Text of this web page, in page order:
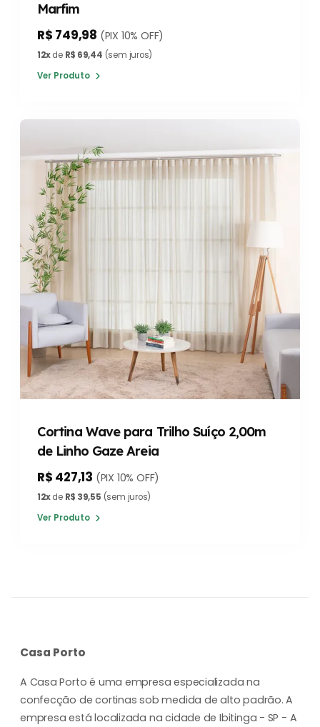
Marfim
R$ 749,98 (PIX 10% OFF)
12xde R$ 69,44 (sem juros)
Ver Produto
Cortina Wave para Trilho Suíço 2,00m
de Linho Gaze Areia
R$ 427,13 (PIX 10% OFF)
12xde R$ 39,55 (sem juros)
Ver Produto
Casa Porto
A Casa Porto é uma empresa especializada na
confecção de cortinas sob medida de alto padrão. A
empresa está localizada na cidade de Ibitinga - SP - A